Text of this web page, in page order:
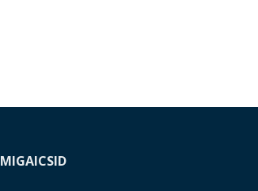
MIGAICSID